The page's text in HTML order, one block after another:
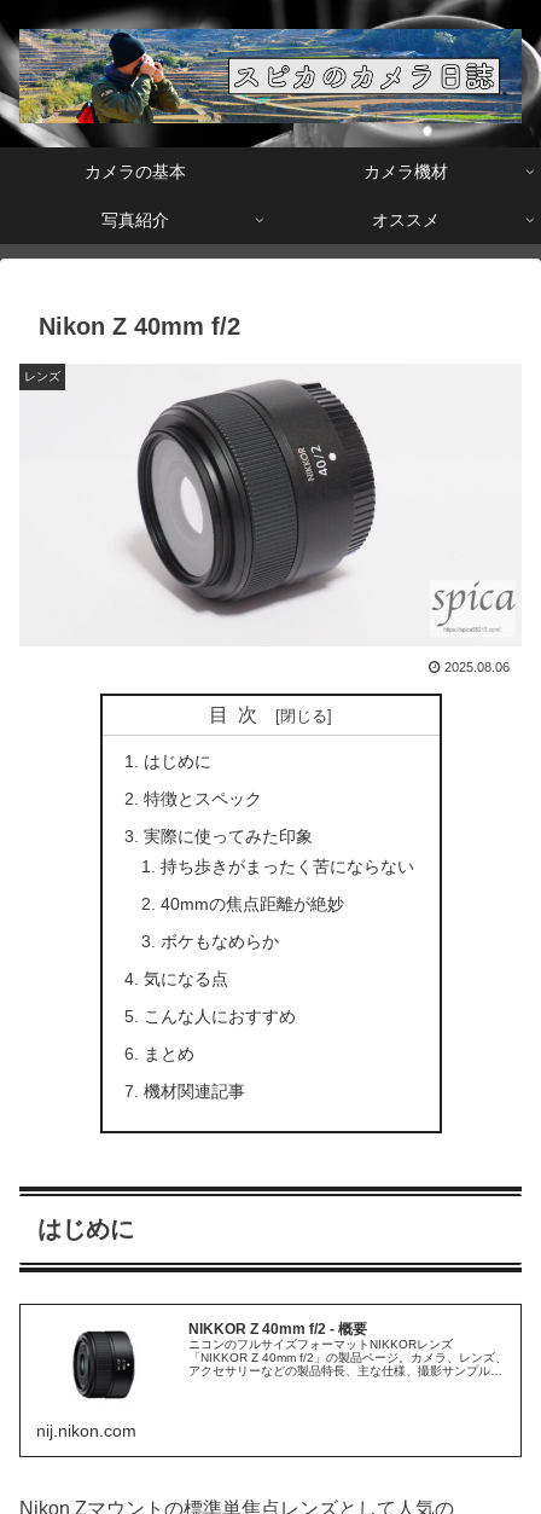
カメラの基本 カメラ機材
写真紹介 オススメ
Nikon Z 40mm f/2
レンズ
2025.08.06
目次
はじめに
特徴とスペック
実際に使ってみた印象
持ち歩きがまったく苦にならない
40mmの焦点距離が絶妙
ボケもなめらか
気になる点
こんな人におすすめ
まとめ
機材関連記事
はじめに
NIKKOR Z 40mm f/2 - 概要
ニコンのフルサイズフォーマットNIKKORレンズ
「NIKKOR Z 40mm f/2」の製品ページ。カメラ、レンズ、
アクセサリーなどの製品特長、主な仕様、撮影サンプル、
nij.nikon.com
Nikon Zマウントの標準単焦点レンズとして人気の